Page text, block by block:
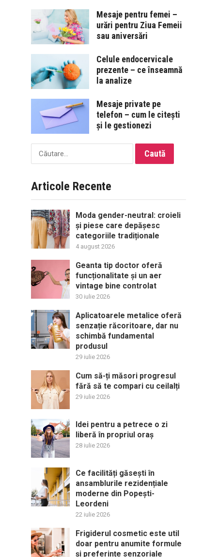
Mesaje pentru femei –
urări pentru Ziua Femeii
sau aniversări
Celule endocervicale
prezente – ce înseamnă
la analize
Mesaje private pe
telefon – cum le citești
și le gestionezi
Caută
după:
Articole Recente
Moda gender-neutral: croieli
și piese care depășesc
categoriile tradiționale
4 august 2026
Geanta tip doctor oferă
funcționalitate și un aer
vintage bine controlat
30 iulie 2026
Aplicatoarele metalice oferă
senzație răcoritoare, dar nu
schimbă fundamental
produsul
29 iulie 2026
Cum să-ți măsori progresul
fără să te compari cu ceilalți
29 iulie 2026
Idei pentru a petrece o zi
liberă în propriul oraș
28 iulie 2026
Ce facilități găsești în
ansamblurile rezidențiale
moderne din Popești-
Leordeni
22 iulie 2026
Frigiderul cosmetic este util
doar pentru anumite formule
și preferințe senzoriale